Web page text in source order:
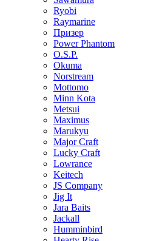
Ryobi
Raymarine
Призер
Power Phantom
O.S.P.
Okuma
Norstream
Mottomo
Minn Kota
Metsui
Maximus
Marukyu
Major Craft
Lucky Craft
Lowrance
Keitech
JS Company
Jig It
Jara Baits
Jackall
Humminbird